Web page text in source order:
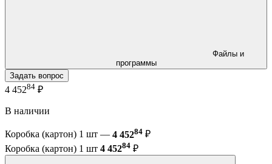
программы
Задать вопрос
4 45284 ₽
В наличии
Коробка (картон) 1 шт — 4 45284 ₽
Коробка (картон) 1 шт 4 45284 ₽